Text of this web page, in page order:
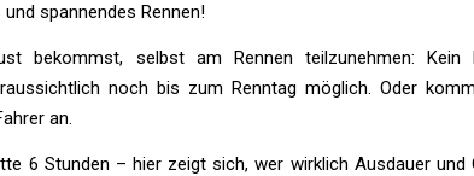
spannendes Rennen!
bekommst, selbst am Rennen teilzunehmen: Kein
noch bis zum Renntag möglich. Oder
an.
6 Stunden – hier zeigt sich, wer wirklich Ausdauer und